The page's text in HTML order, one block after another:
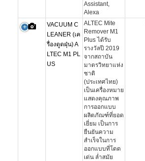
Assistant,
Alexa
VACUUM C
LEANER (เค
รื่องดูดฝุ่น) A
LTEC M1 PL
US
ALTEC Mite
Remover M1
Plus ได้รับ
รางวัลปี 2019
จากสถาบัน
มาตรวิทยาแห่ง
ชาติ
(ประเทศไทย)
เป็นเครื่องหมาย
แสดงคุณภาพ
การออกแบบ
ผลิตภัณฑ์ที่ยอด
เยี่ยม เป็นการ
ยืนยันความ
สำเร็จในการ
ออกแบบที่โดด
เด่น ล่ำสมัย